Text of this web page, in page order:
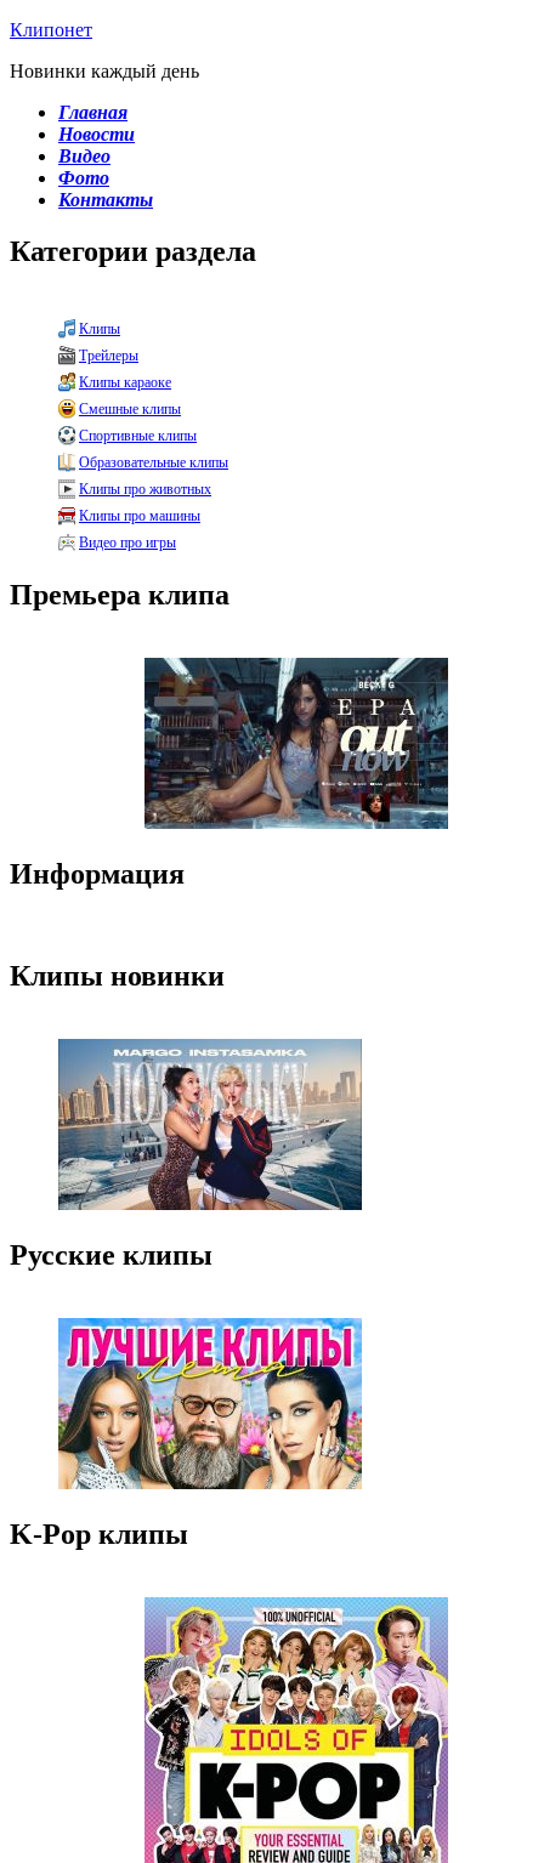
Клипонет
Новинки каждый день
Главная
Новости
Видео
Фото
Контакты
Категории раздела
Клипы
Трейлеры
Клипы караоке
Смешные клипы
Спортивные клипы
Образовательные клипы
Клипы про животных
Клипы про машины
Видео про игры
Премьера клипа
Информация
Клипы новинки
Русские клипы
K-Pop клипы